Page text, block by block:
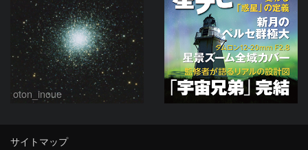
oton_inoue
サイトマップ